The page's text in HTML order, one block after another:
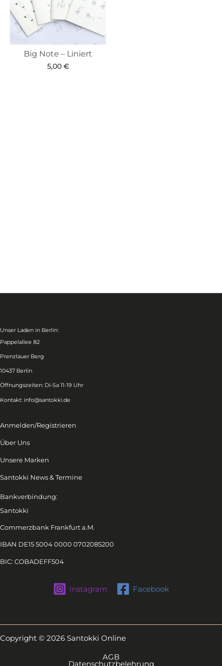
Big Note – Liniert
5,00 €
Unser Laden in Berlin:
Pappelallee 82
Prenzlauer Berg
10437 Berlin
Öffnungszeiten: Di-Sa 11-19 Uhr
Kontakt: info@santokki.de
Anmelden/Registrieren
Über Uns
Unsere Marken
Santokki News & Termine
Bankverbindung:
Santokki
Commerzbank Frankfurt a.M.
IBAN DE15 5004 0000 0702085200
BIC: COBADEFF504
Instagram Facebook
Copyright © 2026 Santokki Online
AGB
Datenschutzbelehrung